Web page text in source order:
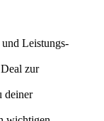
Leistungs-
zur
deiner